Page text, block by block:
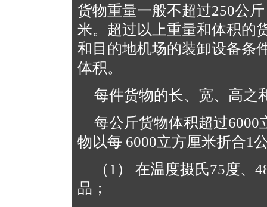
货物重量一般不超过250公
米。超过以上重量和体积的
和目的地机场的装卸设备条
体积。
每件货物的长、宽、高之
每公斤货物体积超过
物以每 6000立方厘米折合1
（1） 在温度摄氏75度、
品；